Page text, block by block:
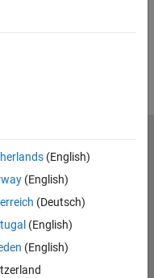
(English)
(English)
(Deutsch)
(English)
(English)
Contacts locaux